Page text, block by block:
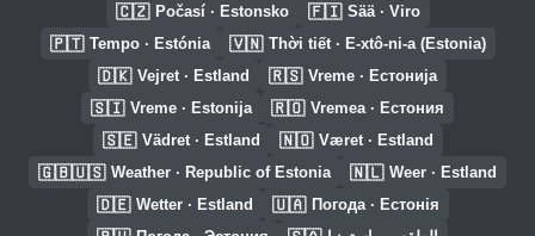
🇨🇿 Počasí · Estonsko 🇫🇮 Sää · Viro
🇵🇹 Tempo · Estónia 🇻🇳 Thời tiết · E-xtô-ni-a (Estonia)
🇩🇰 Vejret · Estland 🇷🇸 Vreme · Естонија
🇸🇮 Vreme · Estonija 🇷🇴 Vremea · Естония
🇸🇪 Vädret · Estland 🇳🇴 Været · Estland
🇬🇧🇺🇸 Weather · Republic of Estonia 🇳🇱 Weer · Estland
🇩🇪 Wetter · Estland 🇺🇦 Погода · Естонія